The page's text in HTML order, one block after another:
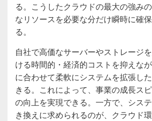
る。こうしたクラウドの最大の強み
なリソースを必要な分だけ瞬時に確
る。
自社で高価なサーバーやストレージ
ける時間的・経済的コストを抑えな
に合わせて柔軟にシステムを拡張し
きる。これによって、事業の成長ス
の向上を実現できる。一方で、シス
き換えに求められるのが、クラウド